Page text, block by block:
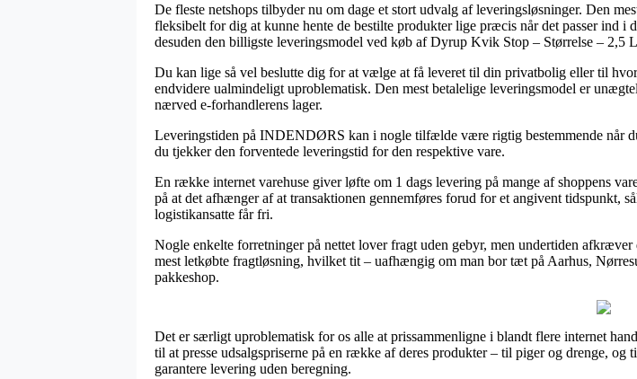
De fleste netshops tilbyder nu om dage et stort udvalg af leveringsløsninger. Den
fleksibelt for dig at kunne hente de bestilte produkter lige præcis når det passer ind i
desuden den billigste leveringsmodel ved køb af Dyrup Kvik Stop – Størrelse – 2,5
Du kan lige så vel beslutte dig for at vælge at få leveret til din privatbolig eller til
endvidere ualmindeligt uproblematisk. Den mest betalelige leveringsmodel er
nærved e-forhandlerens lager.
Leveringstiden på INDENDØRS kan i nogle tilfælde være rigtig bestemmende når
du tjekker den forventede leveringstid for den respektive vare.
En række internet varehuse giver løfte om 1 dags levering på mange af shoppens
på at det afhænger af at transaktionen gennemføres forud for et angivent tidspunkt,
logistikansatte får fri.
Nogle enkelte forretninger på nettet lover fragt uden gebyr, men undertiden
mest letkøbte fragtløsning, hvilket tit – uafhængig om man bor tæt på Aarhus,
pakkeshop.
Det er særligt uproblematisk for os alle at prissammenligne i blandt flere internet
til at presse udsalgspriserne på en række af deres produkter – til piger og drenge,
garantere levering uden beregning.